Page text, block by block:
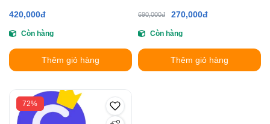
420,000đ
Còn hàng
Thêm giỏ hàng
690,000đ 270,000đ
Còn hàng
Thêm giỏ hàng
72%